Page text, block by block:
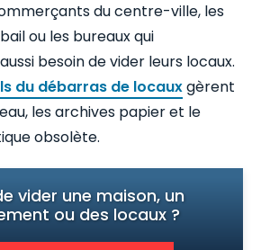
du centre-ville, les
ou les bureaux qui
besoin de vider leurs locaux.
du débarras de locauxgèrent
les archives papier et le
obsolète.
vider une maison, un
ou des locaux ?